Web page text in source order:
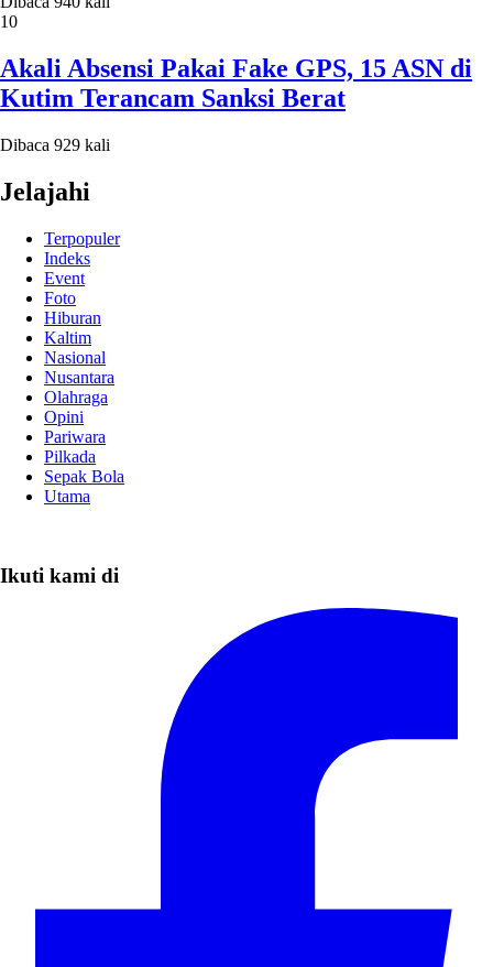
10
Akali Absensi Pakai Fake GPS, 15 ASN di
Kutim Terancam Sanksi Berat
Dibaca 929 kali
Jelajahi
Terpopuler
Indeks
Event
Foto
Hiburan
Kaltim
Nasional
Nusantara
Olahraga
Opini
Pariwara
Pilkada
Sepak Bola
Utama
Ikuti kami di